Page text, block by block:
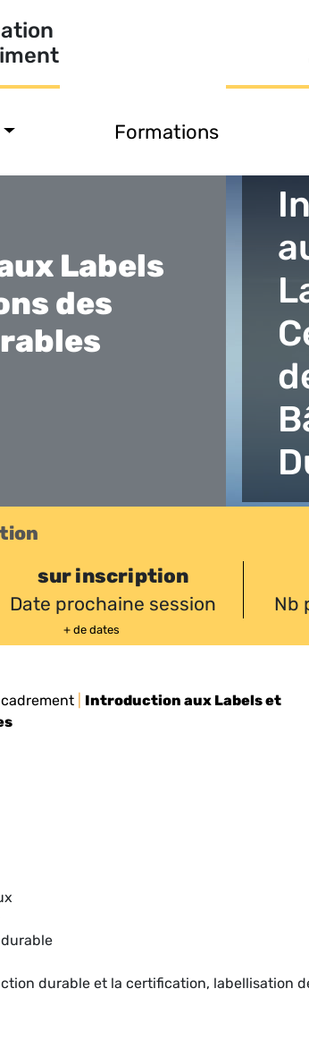
Formations
Labels
des
sur inscription
Date prochaine session
+ de dates
Nb
Introduction aux Labels et
durable et la certification, labellisation